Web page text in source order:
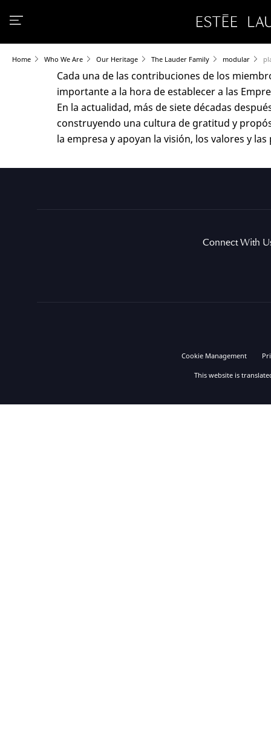
Home Who We Are Our Heritage The Lauder Family modular
Cada una de las contribuciones de los
importante a la hora de establecer a las
En la actualidad, más de siete décadas
construyendo una cultura de gratitud y
la empresa y apoyan la visión, los valores y
Connect With
Cookie Management
This website is